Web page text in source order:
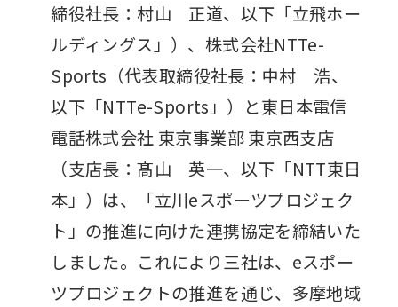
締役社長：村山 正道、以下「立飛ホー
ルディングス」）、株式会社NTTe-
Sports（代表取締役社長：中村 浩、
以下「NTTe-Sports」）と東日本電信
電話株式会社 東京事業部 東京西支店
（支店長：髙山 英一、以下「NTT東日
本」）は、「立川eスポーツプロジェク
ト」の推進に向けた連携協定を締結いた
しました。これにより三社は、eスポー
ツプロジェクトの推進を通じ、多摩地域